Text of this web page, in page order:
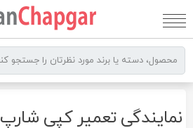
به
نمایندگی تعمیر کپی شارپ